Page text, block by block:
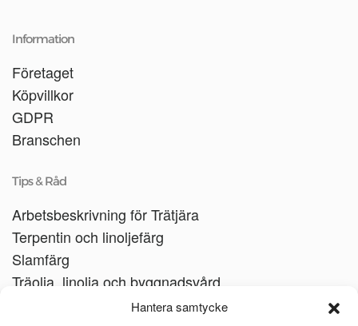
Hantera samtycke
Information
Företaget
Köpvillkor
GDPR
Branschen
Tips & Råd
Arbetsbeskrivning för Trätjära
Terpentin och linoljefärg
Slamfärg
Träolja, linolja och byggnadsvård